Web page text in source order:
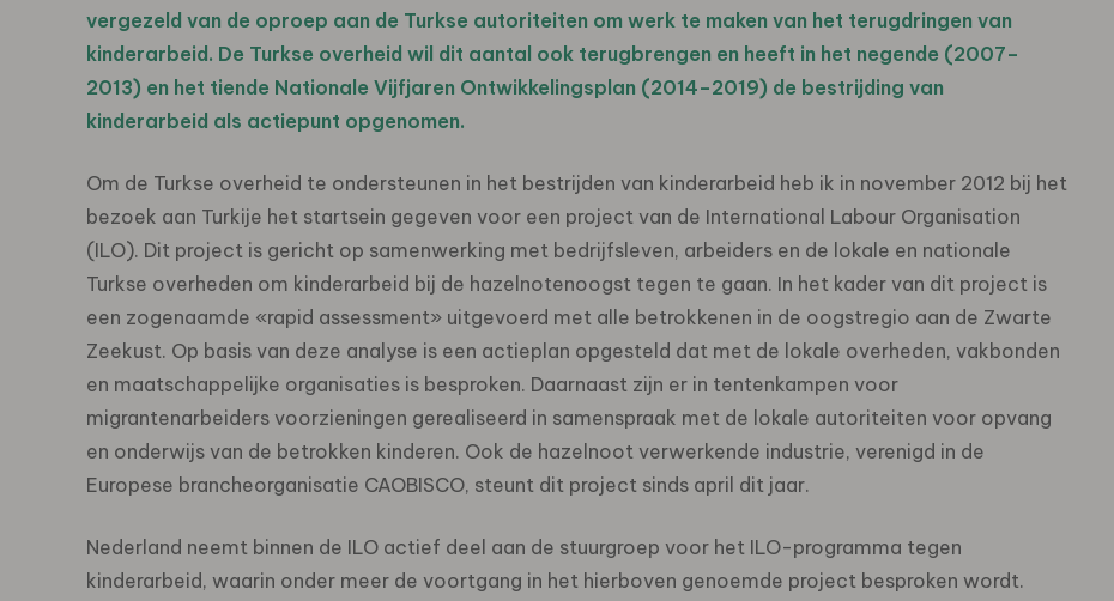
vergezeld van de oproep aan de Turkse autoriteiten om werk te maken van het terugdringen van
kinderarbeid. De Turkse overheid wil dit aantal ook terugbrengen en heeft in het negende (2007–
2013) en het tiende Nationale Vijfjaren Ontwikkelingsplan (2014–2019) de bestrijding van
kinderarbeid als actiepunt opgenomen.
Om de Turkse overheid te ondersteunen in het bestrijden van kinderarbeid heb ik in november 2012 bij het
bezoek aan Turkije het startsein gegeven voor een project van de International Labour Organisation
(ILO). Dit project is gericht op samenwerking met bedrijfsleven, arbeiders en de lokale en nationale
Turkse overheden om kinderarbeid bij de hazelnotenoogst tegen te gaan. In het kader van dit project is
een zogenaamde «rapid assessment» uitgevoerd met alle betrokkenen in de oogstregio aan de Zwarte
Zeekust. Op basis van deze analyse is een actieplan opgesteld dat met de lokale overheden, vakbonden
en maatschappelijke organisaties is besproken. Daarnaast zijn er in tentenkampen voor
migrantenarbeiders voorzieningen gerealiseerd in samenspraak met de lokale autoriteiten voor opvang
en onderwijs van de betrokken kinderen. Ook de hazelnoot verwerkende industrie, verenigd in de
Europese brancheorganisatie CAOBISCO, steunt dit project sinds april dit jaar.
Nederland neemt binnen de ILO actief deel aan de stuurgroep voor het ILO-programma tegen
kinderarbeid, waarin onder meer de voortgang in het hierboven genoemde project besproken wordt.